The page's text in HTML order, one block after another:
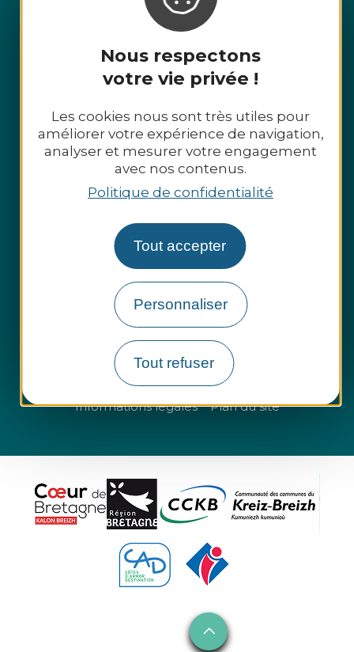
Nous respectons
votre vie privée !
Les cookies nous sont très utiles pour
améliorer votre expérience de navigation,
analyser et mesurer votre engagement
avec nos contenus.
Politique de confidentialité
Tout accepter
Personnaliser
Tout refuser
Espace presse
Espace pro
Groupes et entreprises
Questions fréquentes
Informations légales Plan du site